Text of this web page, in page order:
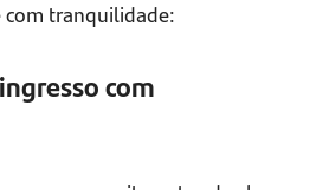
tranquilidade:
com